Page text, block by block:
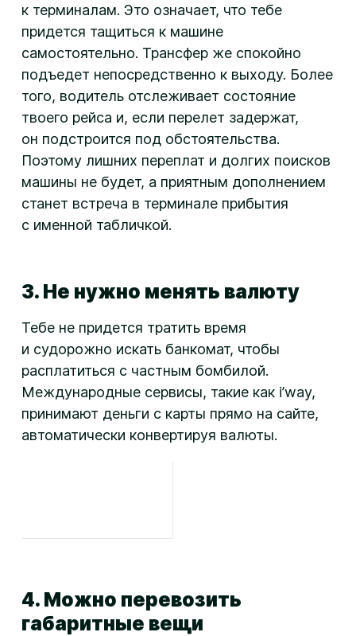
к терминалам. Это означает, что тебе
придется тащиться к машине
самостоятельно. Трансфер же спокойно
подъедет непосредственно к выходу. Более
того, водитель отслеживает состояние
твоего рейса и, если перелет задержат,
он подстроится под обстоятельства.
Поэтому лишних переплат и долгих поисков
машины не будет, а приятным дополнением
станет встреча в терминале прибытия
с именной табличкой.
3. Не нужно менять валюту
Тебе не придется тратить время
и судорожно искать банкомат, чтобы
расплатиться с частным бомбилой.
Международные сервисы, такие как i’way,
принимают деньги с карты прямо на сайте,
автоматически конвертируя валюты.
4. Можно перевозить
габаритные вещи